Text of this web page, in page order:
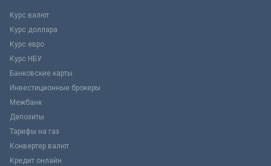
Курс валют
Курс доллара
Курс евро
Курс НБУ
Банковские карты
Инвестиционные брокеры
Межбанк
Депозиты
Тарифы на газ
Конвертер валют
Кредит онлайн